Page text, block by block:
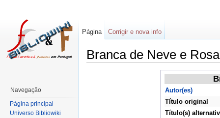
Branca de Neve e
Autor(es)
Título original
Título(s)
Página Corrigir e nova info
Navegação
Página principal
Universo Bibliowiki